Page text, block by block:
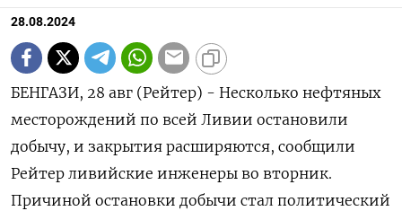
28.08.2024
БЕНГАЗИ, 28 авг (Рейтер) - Несколько нефтяных
месторождений по всей Ливии остановили
добычу, и закрытия расширяются, сообщили
Рейтер ливийские инженеры во вторник.
Причиной остановки добычи стал политический